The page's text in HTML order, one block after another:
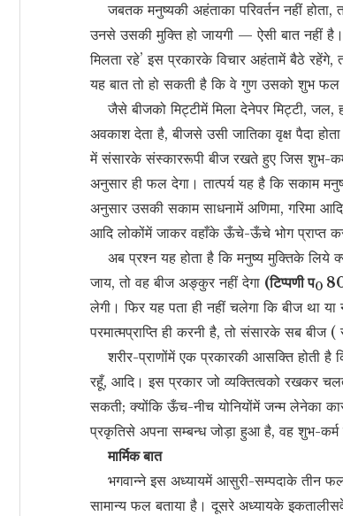
जबतक मनुष्यकी अहंताका परिवर्तन नहीं
उनसे उसकी मुक्ति हो जायगी — ऐसी बात नहीं
मिलता रहे’ इस प्रकारके विचार अहंतामें बैठे
यह बात तो हो सकती है कि वे गुण उसको शुभ फल
जैसे बीजको मिट्टीमें मिला देनेपर मिट्टी,
अवकाश देता है, बीजसे उसी जातिका वृक्ष पैदा
में संसारके संस्काररूपी बीज रखते हुए जिस शुभ-
अनुसार ही फल देगा। तात्पर्य यह है कि सकाम
अनुसार उसकी सकाम साधनामें अणिमा, गरिमा
आदि लोकोंमें जाकर वहाँके ऊँचे-ऊँचे भोग प्राप्त
अब प्रश्न यह होता है कि मनुष्य मुक्तिके लिये
जाय, तो वह बीज अङ्कुर नहीं देगा (टिप्पणी प0
लेगी। फिर यह पता ही नहीं चलेगा कि बीज था
परमात्मप्राप्ति ही करनी है, तो संसारके सब बीज
शरीर-प्राणोंमें एक प्रकारकी आसक्ति होती है
रहूँ, आदि। इस प्रकार जो व्यक्तित्वको रखकर
सकती; क्योंकि ऊँच-नीच योनियोंमें जन्म लेनेका
प्रकृतिसे अपना सम्बन्ध जोड़ा हुआ है, वह शुभ-कर्म
मार्मिक बात
भगवान्ने इस अध्यायमें आसुरी-सम्पदाके तीन
सामान्य फल बताया है। दूसरे अध्यायके